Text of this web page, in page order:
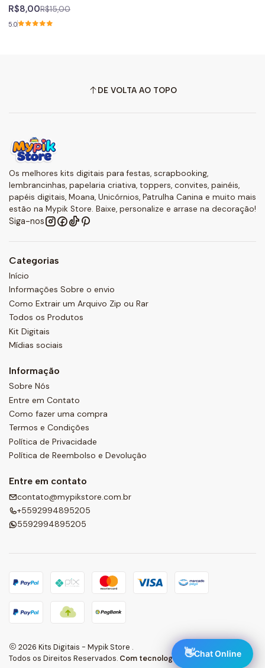
R$8,00R$15,00
5.0
DE VOLTA AO TOPO
Os melhores kits digitais para festas, scrapbooking,
lembrancinhas, papelaria criativa, toppers, convites, painéis,
papéis digitais, Moana, Unicórnios, Patrulha Canina e muito mais
estão na Mypik Store. Baixe, personalize e arrase na decoração!
Siga-nos
Categorias
Início
Informações Sobre o envio
Como Extrair um Arquivo Zip ou Rar
Todos os Produtos
Kit Digitais
Mídias sociais
Informação
Sobre Nós
Entre em Contato
Como fazer uma compra
Termos e Condições
Política de Privacidade
Política de Reembolso e Devolução
Entre em contato
contato@mypikstore.com.br
+5592994895205
5592994895205
2026 Kits Digitais - Mypik Store .
Todos os Direitos Reservados. Com tecnologia Jumpseller.
👋Chat Online